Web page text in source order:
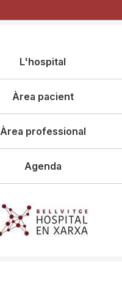
L'hospital
Àrea pacient
Àrea professional
Agenda